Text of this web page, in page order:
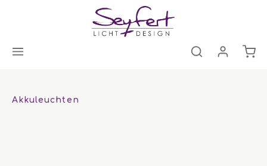
Akkuleuchten